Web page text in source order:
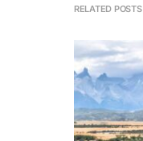
RELATED POSTS